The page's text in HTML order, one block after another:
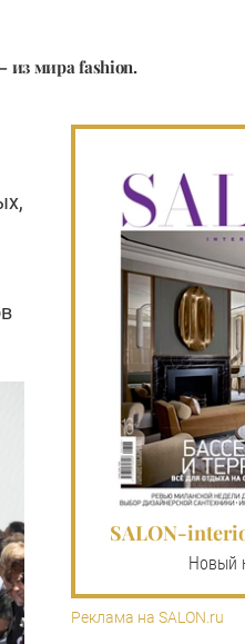
из мира fashion.
SALON-
Новый
Реклама на SALON.ru